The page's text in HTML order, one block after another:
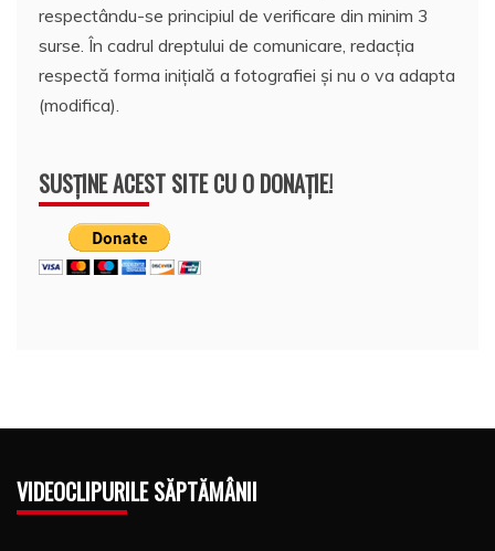
respectându-se principiul de verificare din minim 3
surse. În cadrul dreptului de comunicare, redacția
respectă forma inițială a fotografiei și nu o va adapta
(modifica).
SUSȚINE ACEST SITE CU O DONAȚIE!
VIDEOCLIPURILE SĂPTĂMÂNII